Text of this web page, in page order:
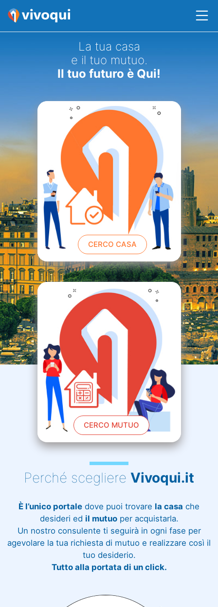
La tua casa
e il tuo mutuo.
Il tuo futuro è Qui!
CERCO CASA
CERCO MUTUO
Perché scegliere Vivoqui.it
È l’unico portale dove puoi trovare la casa che
desideri ed il mutuoper acquistarla.
Un nostro consulente ti seguirà in ogni fase per
agevolare la tua richiesta di mutuo e realizzare così il
tuo desiderio.
Tutto alla portata di un click.